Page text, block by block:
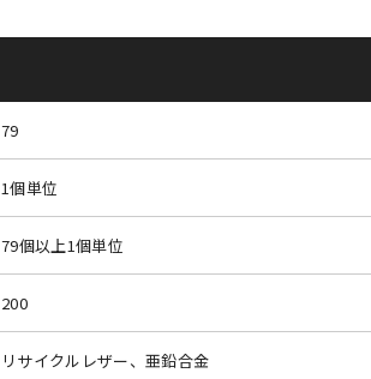
79
1個単位
79個以上1個単位
200
リサイクルレザー、亜鉛合金